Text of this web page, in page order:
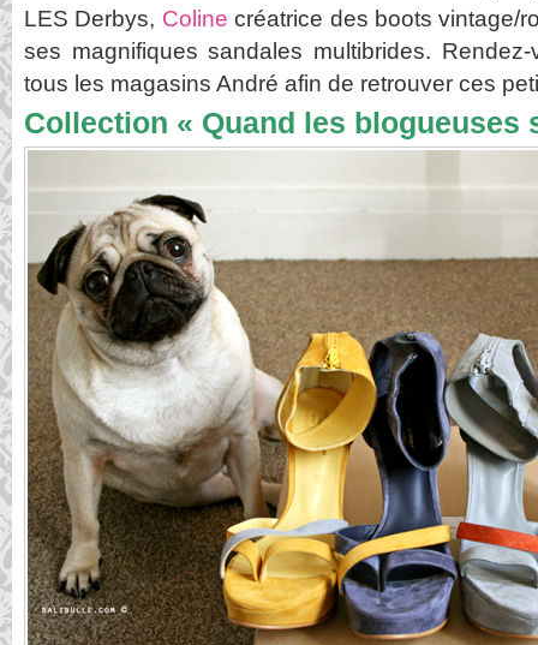
LES Derbys, Coline créatrice des boots vintage/
ses magnifiques sandales multibrides.
tous les magasins André afin de retrouver ces
Collection « Quand les blogueuses